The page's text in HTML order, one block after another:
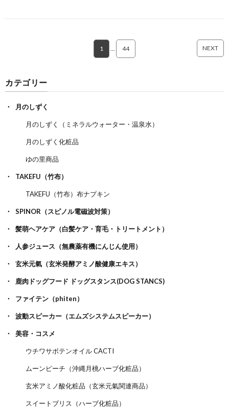
1 44 NEXT
カテゴリー
月のしずく
月のしずく（ミネラルウォーター・温泉水）
月のしずく化粧品
ゆの里商品
TAKEFU（竹布）
TAKEFU（竹布）布ナプキン
SPINOR（スピノル電磁波対策）
髪萌ヘアケア（白髪ケア・育毛・トリートメント）
人参ジュース（無農薬有機にんじん使用）
玄米元氣（玄米発酵アミノ酸健康エキス）
鹿肉ドッグフード ドッグスタンス(DOG STANCS)
ファイテン（phiten）
波動スピーカー（エムズシステムスピーカー）
美容・コスメ
ウチワサボテンオイル CACTI
ムーンピーチ（沖縄月桃ハーブ化粧品）
玄米アミノ酸化粧品（玄米元氣関連商品）
スイートブリス（ハーブ化粧品）